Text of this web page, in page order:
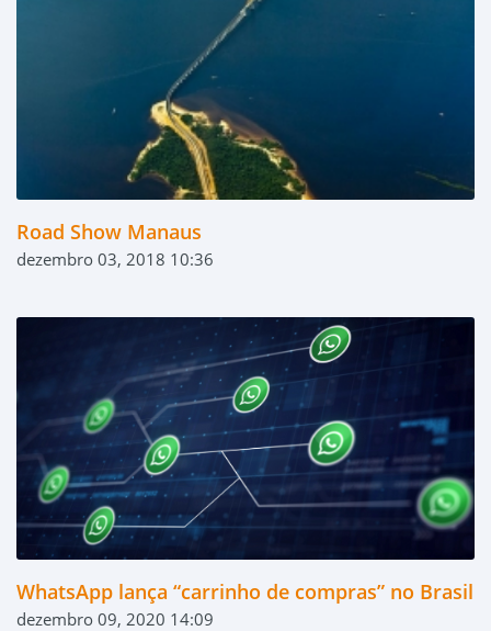
Road Show Manaus
dezembro 03, 2018 10:36
WhatsApp lança “carrinho de compras” no Brasil
dezembro 09, 2020 14:09